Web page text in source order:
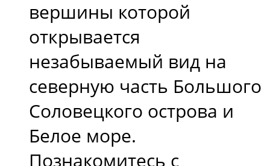
вершины которой
открывается
незабываемый вид на
северную часть Большого
Соловецкого острова и
Белое море.
Познакомитесь с